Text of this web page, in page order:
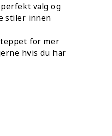
valg og
stiler innen
for mer
hvis du har